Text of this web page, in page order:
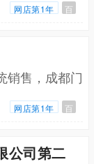
网店第1年 百
销售，成都门
网店第1年 百
公司第二